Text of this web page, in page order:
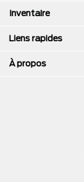
Inventaire
Liens rapides
À propos